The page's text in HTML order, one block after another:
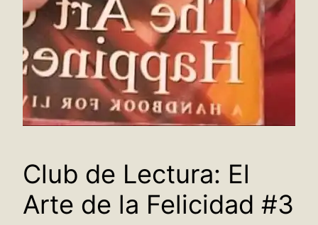
Club de Lectura: El
Arte de la Felicidad #3